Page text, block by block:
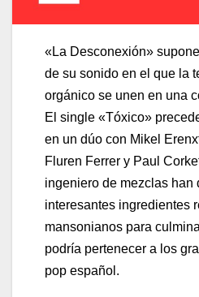
«La Desconexión»
de su sonido en el que la
orgánico se unen en una
El single «Tóxico»
en un dúo con Mikel
Fluren Ferrer y Paul
ingeniero de mezclas han
interesantes ingredientes
mansonianos para
podría pertenecer a los
pop español.